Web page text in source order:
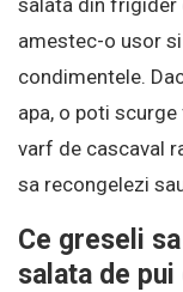
amestec-o usor
condimentele.
apa, o poti
varf de cascaval
sa recongelezi
Ce greseli
salata de